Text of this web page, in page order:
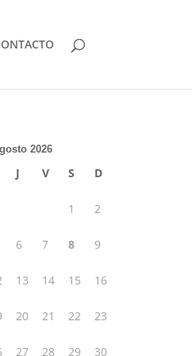
2026
J V S D
1 2
6 7 8 9
13 14 15 16
20 21 22 23
27 28 29 30